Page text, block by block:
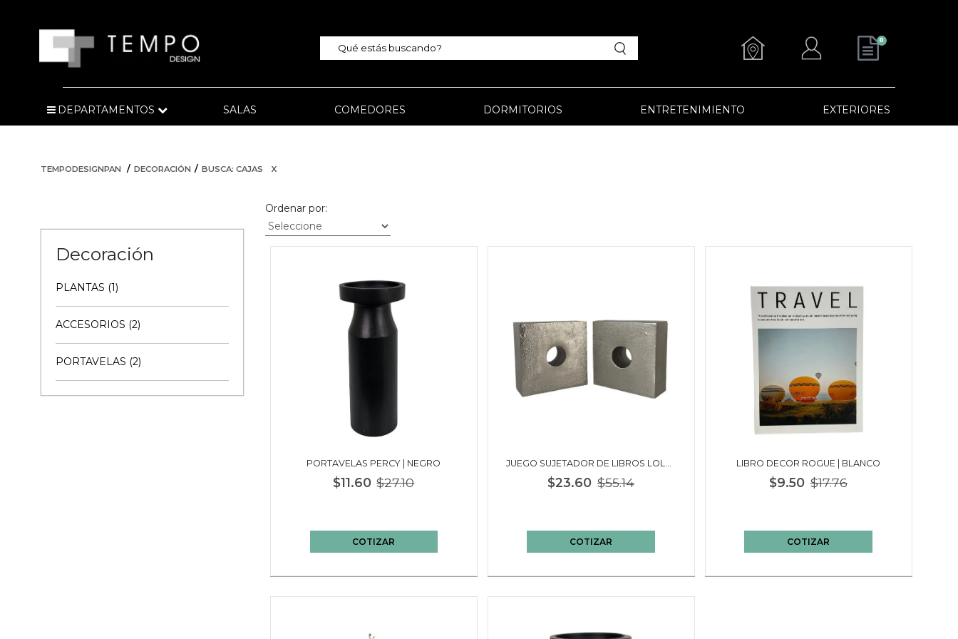
0
DEPARTAMENTOS SALAS COMEDORES DORMITORIOS ENTRETENIMIENTO EXTERIORES
TEMPODESIGNPAN DECORACIÓN BUSCA: CAJAS X
Decoración
PLANTAS (1)
ACCESORIOS (2)
PORTAVELAS (2)
Ordenar por:
PORTAVELAS PERCY | NEGRO
$11.60 $27.10
COTIZAR
JUEGO SUJETADOR DE LIBROS LOLA |
$23.60 $55.14
COTIZAR
LIBRO DECOR ROGUE | BLANCO
$9.50 $17.76
COTIZAR